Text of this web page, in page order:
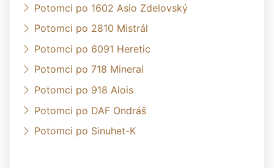
Potomci po 1602 Asio Zdelovský
Potomci po 2810 Mistrál
Potomci po 6091 Heretic
Potomci po 718 Mineral
Potomci po 918 Alois
Potomci po DAF Ondráš
Potomci po Sinuhet-K